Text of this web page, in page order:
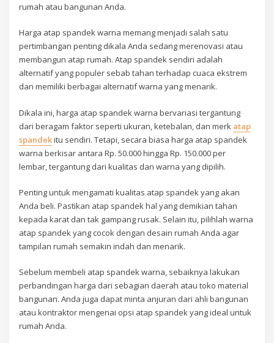
rumah atau bangunan Anda.
Harga atap spandek warna memang menjadi salah satu
pertimbangan penting dikala Anda sedang merenovasi atau
membangun atap rumah. Atap spandek sendiri adalah
alternatif yang populer sebab tahan terhadap cuaca ekstrem
dan memiliki berbagai alternatif warna yang menarik.
Dikala ini, harga atap spandek warna bervariasi tergantung
dari beragam faktor seperti ukuran, ketebalan, dan merk atap
spandekitu sendiri. Tetapi, secara biasa harga atap spandek
warna berkisar antara Rp. 50.000 hingga Rp. 150.000 per
lembar, tergantung dari kualitas dan warna yang dipilih.
Penting untuk mengamati kualitas atap spandek yang akan
Anda beli. Pastikan atap spandek hal yang demikian tahan
kepada karat dan tak gampang rusak. Selain itu, pilihlah warna
atap spandek yang cocok dengan desain rumah Anda agar
tampilan rumah semakin indah dan menarik.
Sebelum membeli atap spandek warna, sebaiknya lakukan
perbandingan harga dari sebagian daerah atau toko material
bangunan. Anda juga dapat minta anjuran dari ahli bangunan
atau kontraktor mengenai opsi atap spandek yang ideal untuk
rumah Anda.